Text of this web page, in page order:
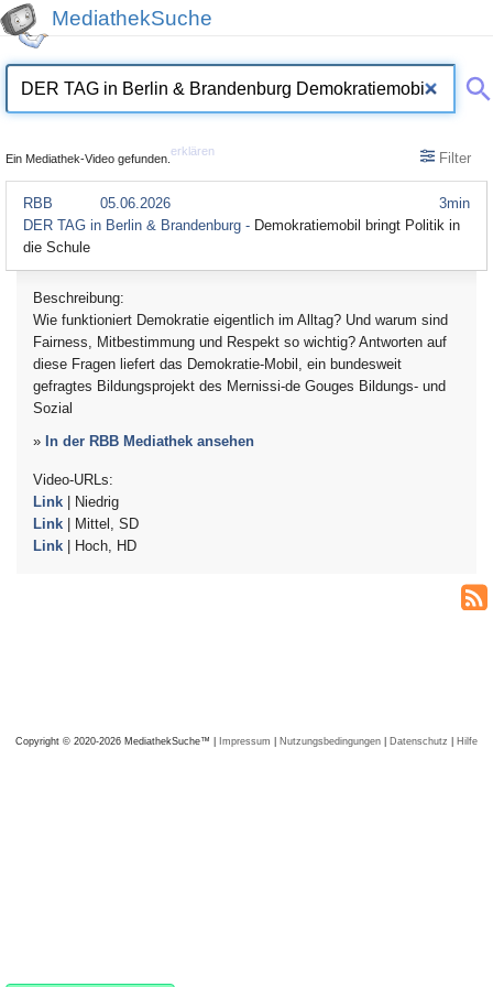
MediathekSuche
Ein Mediathek-Video gefunden.
erklären Filter
3min
RBB
05.06.2026
DER TAG in Berlin & Brandenburg - Demokratiemobil bringt Politik in
die Schule
Beschreibung:
Wie funktioniert Demokratie eigentlich im Alltag? Und warum sind
Fairness, Mitbestimmung und Respekt so wichtig? Antworten auf
diese Fragen liefert das Demokratie-Mobil, ein bundesweit
gefragtes Bildungsprojekt des Mernissi-de Gouges Bildungs- und
Sozial
» In der RBB Mediathek ansehen
Video-URLs:
Link | Niedrig
Link | Mittel, SD
Link | Hoch, HD
Copyright © 2020-2026 MediathekSuche™ | Impressum | Nutzungsbedingungen | Datenschutz | Hilfe